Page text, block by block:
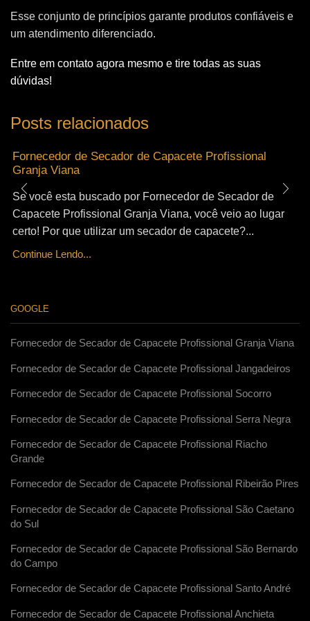
Esse conjunto de princípios garante produtos confiáveis e
um atendimento diferenciado.
Entre em contato agora mesmo e tire todas as suas
dúvidas!
Posts relacionados
Fornecedor de Secador de Capacete Profissional
Granja Viana
Se você esta buscado por Fornecedor de Secador de
Capacete Profissional Granja Viana, você veio ao lugar
certo! Por que utilizar um secador de capacete?...
Continue Lendo...
GOOGLE
Fornecedor de Secador de Capacete Profissional Granja Viana
Fornecedor de Secador de Capacete Profissional Jangadeiros
Fornecedor de Secador de Capacete Profissional Socorro
Fornecedor de Secador de Capacete Profissional Serra Negra
Fornecedor de Secador de Capacete Profissional Riacho
Grande
Fornecedor de Secador de Capacete Profissional Ribeirão Pires
Fornecedor de Secador de Capacete Profissional São Caetano
do Sul
Fornecedor de Secador de Capacete Profissional São Bernardo
do Campo
Fornecedor de Secador de Capacete Profissional Santo André
Fornecedor de Secador de Capacete Profissional Anchieta